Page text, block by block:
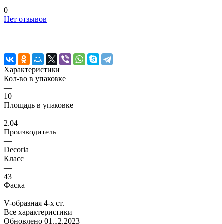
0
Нет отзывов
Характеристики
Кол-во в упаковке
—
10
Площадь в упаковке
—
2.04
Производитель
—
Decoria
Класс
—
43
Фаска
—
V-образная 4-х ст.
Все характеристики
Обновлено 01.12.2023